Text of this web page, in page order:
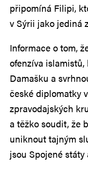
připomíná Filipi,
v Sýrii jako jediná
Informace o tom,
ofenzíva
Damašku a
české diplomatky
zpravodajských
a těžko soudit, že
uniknout tajným
jsou Spojené státy